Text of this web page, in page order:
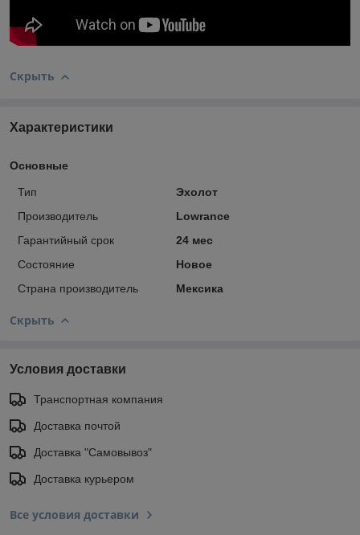
Скрыть
Характеристики
Основные
Тип
Эхолот
Производитель
Lowrance
Гарантийный срок
24 мес
Состояние
Новое
Страна производитель
Мексика
Скрыть
Условия доставки
Транспортная компания
Доставка почтой
Доставка "Самовывоз"
Доставка курьером
Все условия доставки